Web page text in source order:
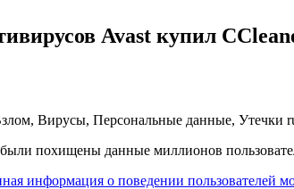
Avast купил
Вирусы, Персональные данные, Утечки
были похищены данные миллионов
информация о поведении пользователей